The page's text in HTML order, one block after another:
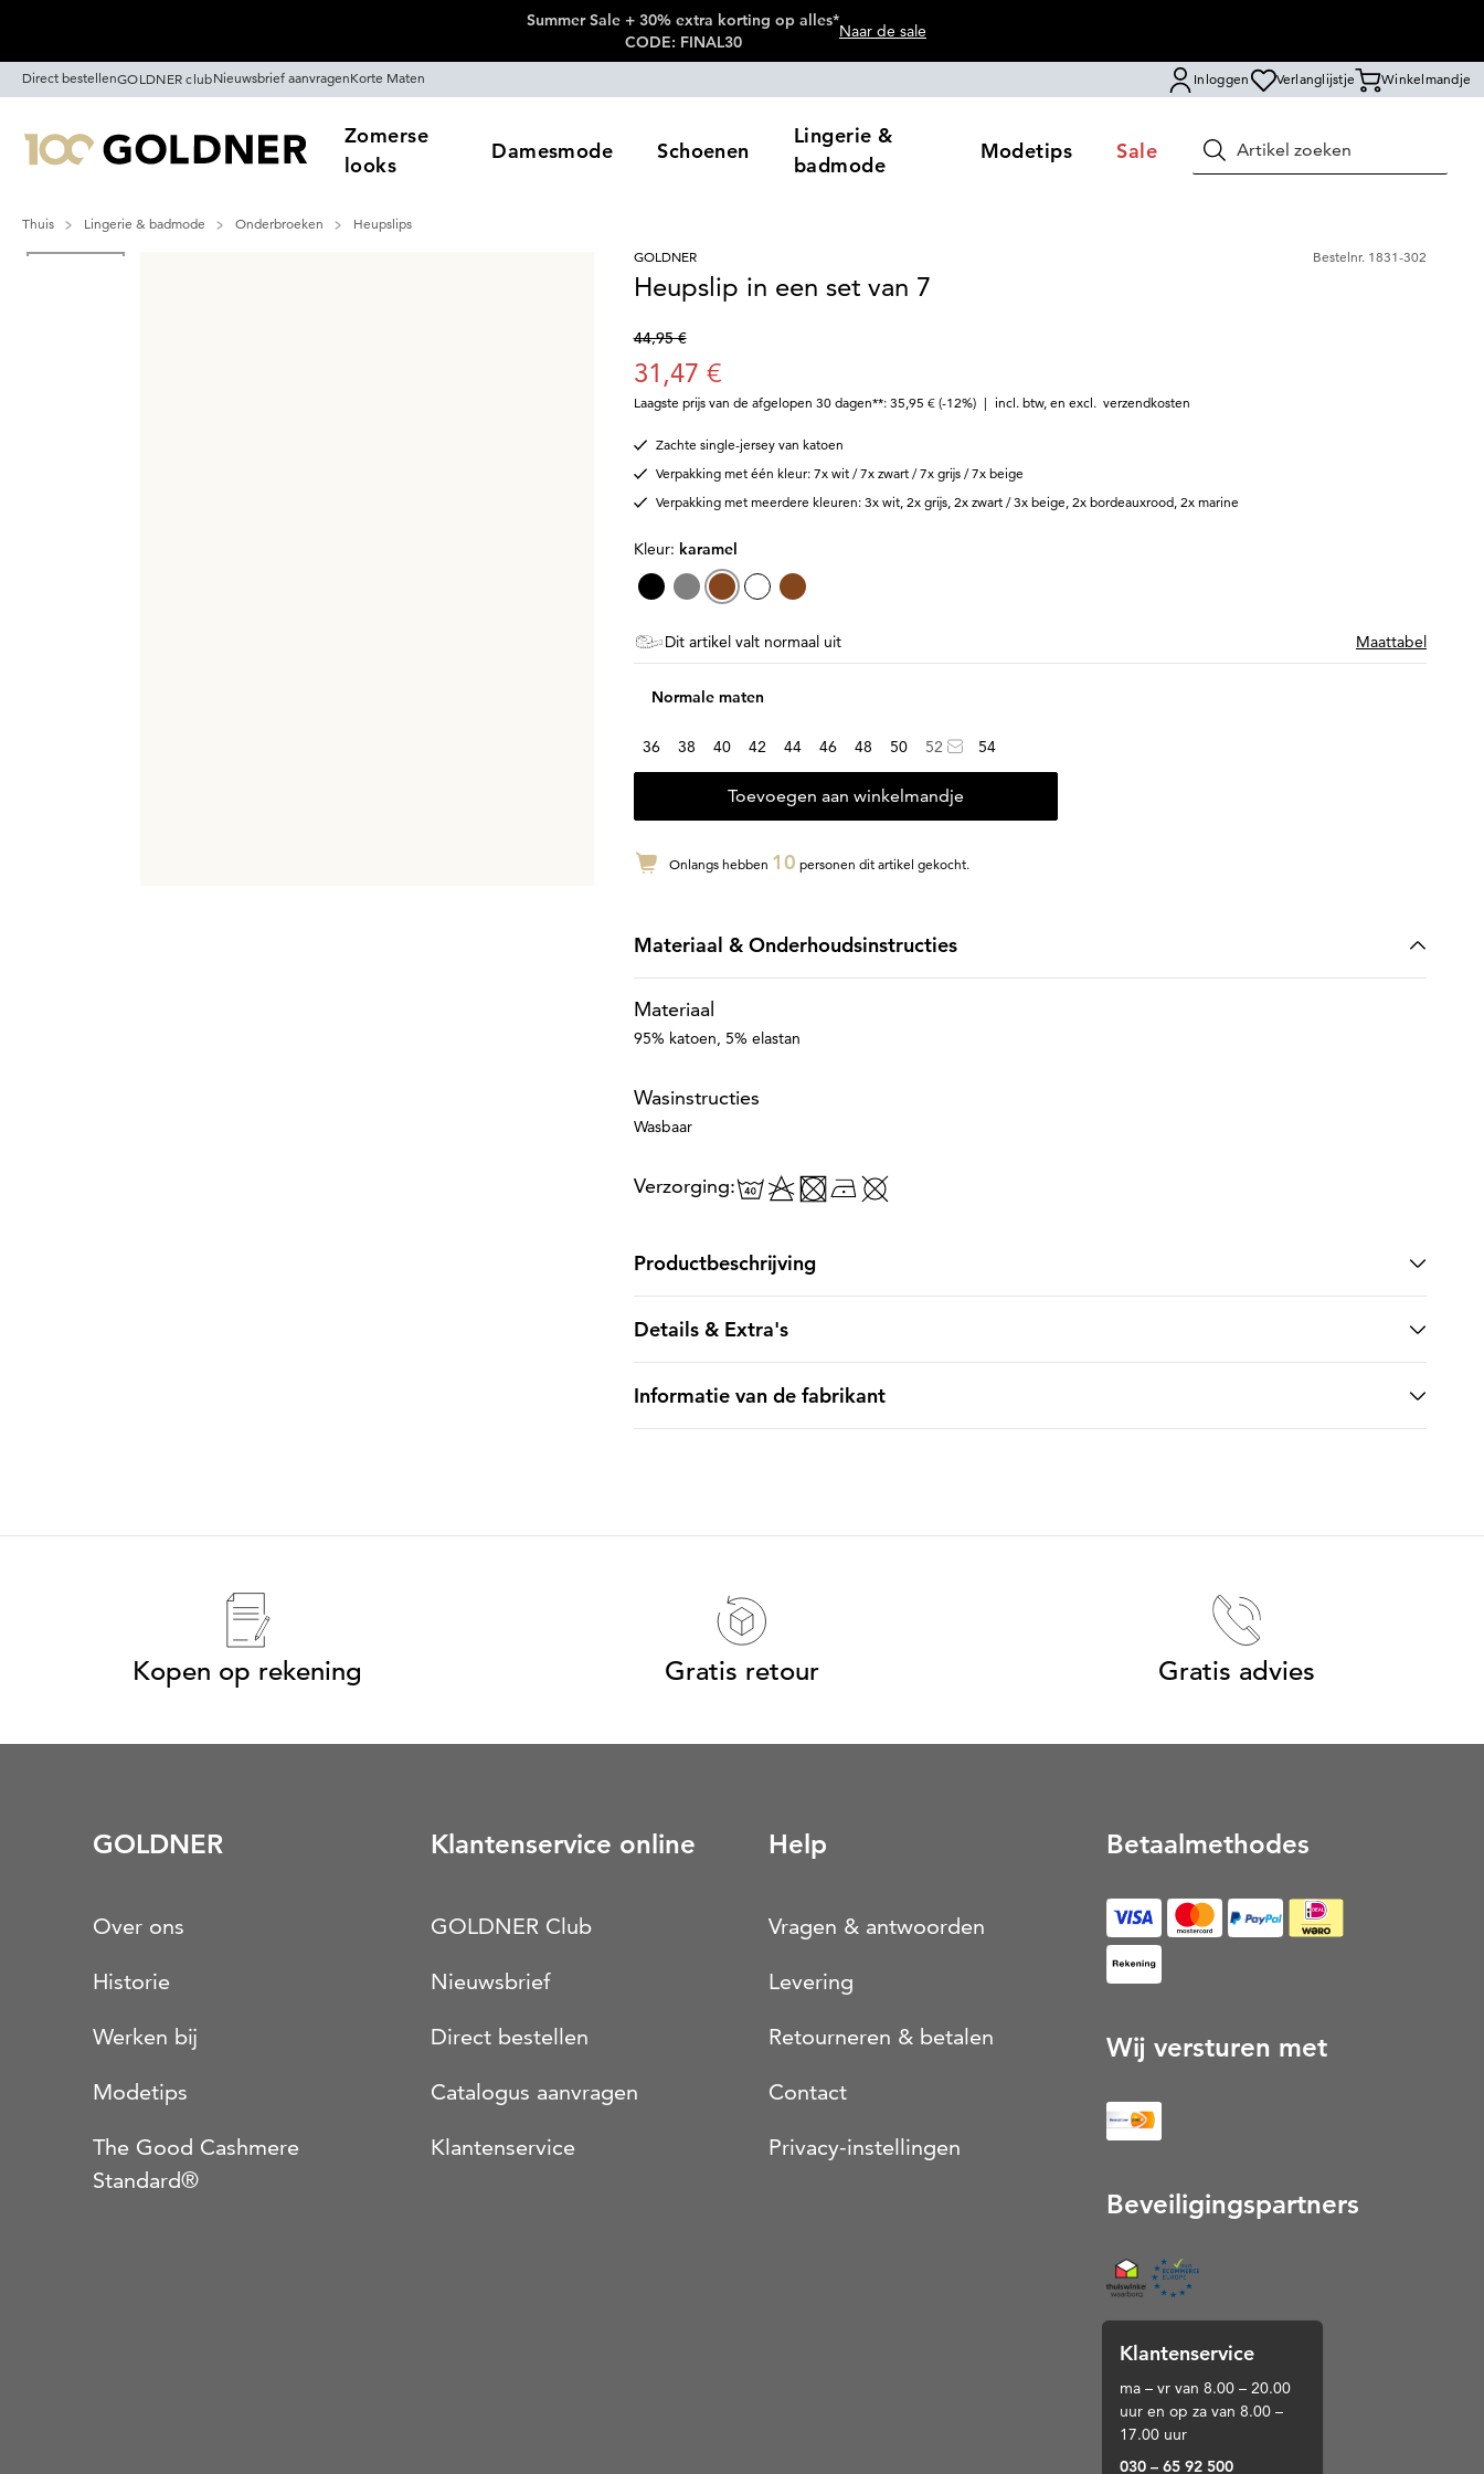
Summer Sale + 30% extra korting op alles*
CODE: FINAL30
Naar de sale
Direct bestellenGOLDNER clubNieuwsbrief aanvragenKorte Maten Inloggen Verlanglijstje Winkelmandje
Zomerse
looks
Damesmode Schoenen
Lingerie &
badmode
Modetips Sale Zoeken
Thuis Lingerie & badmode Onderbroeken
Heupslips
GOLDNER
Bestelnr. 1831-302
Heupslip in een set van 7
44,95 €
31,47 €
Laagste prijs van de afgelopen 30 dagen**: 35,95 € (-12%) | incl. btw, en excl. verzendkosten
Zachte single-jersey van katoen
Verpakking met één kleur: 7x wit / 7x zwart / 7x grijs / 7x beige
Verpakking met meerdere kleuren: 3x wit, 2x grijs, 2x zwart / 3x beige, 2x bordeauxrood, 2x marine
Kleur: karamel
Dit artikel valt normaal uit Maattabel
Normale maten
36 38 40 42 44 46 48 50 52 54
Toevoegen aan winkelmandje
Onlangs hebben 10 personen dit artikel gekocht.
Materiaal & Onderhoudsinstructies
Materiaal
95% katoen, 5% elastan
Wasinstructies
Wasbaar
Verzorging:
Productbeschrijving
Details & Extra's
Informatie van de fabrikant
Kopen op rekening Gratis retour Gratis advies
GOLDNER
Over ons
Historie
Werken bij
Modetips
The Good Cashmere
Standard®
Klantenservice online
GOLDNER Club
Nieuwsbrief
Direct bestellen
Catalogus aanvragen
Klantenservice
Help
Vragen & antwoorden
Levering
Retourneren & betalen
Contact
Privacy-instellingen
Betaalmethodes
op Rekening (Opent in een nieuw tabblad)
Wij versturen met
Beveiligingspartners
Thuiswinkel (Opent in een nieuw tabblad)
Klantenservice
ma – vr van 8.00 – 20.00
uur en op za van 8.00 –
17.00 uur
030 – 65 92 500